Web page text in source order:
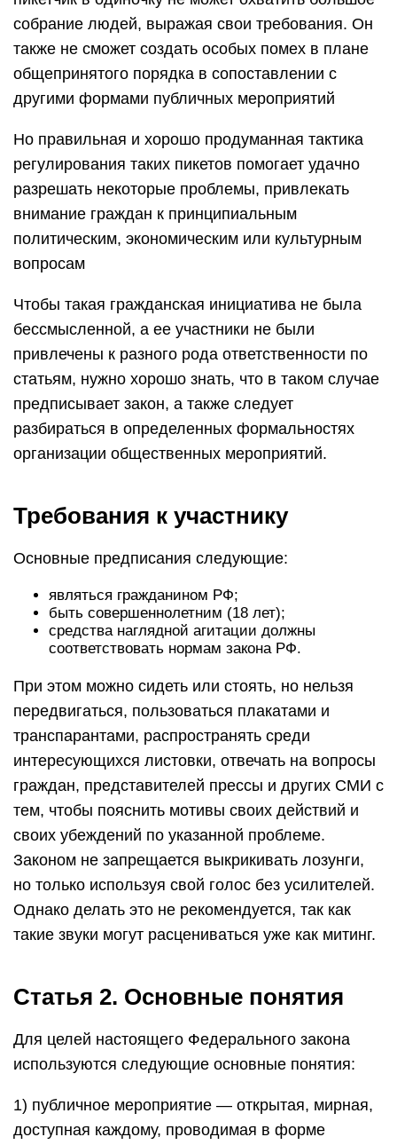
собрание людей, выражая свои требования. Он
также не сможет создать особых помех в плане
общепринятого порядка в сопоставлении с
другими формами публичных мероприятий
Но правильная и хорошо продуманная тактика
регулирования таких пикетов помогает удачно
разрешать некоторые проблемы, привлекать
внимание граждан к принципиальным
политическим, экономическим или культурным
вопросам
Чтобы такая гражданская инициатива не была
бессмысленной, а ее участники не были
привлечены к разного рода ответственности по
статьям, нужно хорошо знать, что в таком случае
предписывает закон, а также следует
разбираться в определенных формальностях
организации общественных мероприятий.
Требования к участнику
Основные предписания следующие:
являться гражданином РФ;
быть совершеннолетним (18 лет);
средства наглядной агитации должны
соответствовать нормам закона РФ.
При этом можно сидеть или стоять, но нельзя
передвигаться, пользоваться плакатами и
транспарантами, распространять среди
интересующихся листовки, отвечать на вопросы
граждан, представителей прессы и других СМИ с
тем, чтобы пояснить мотивы своих действий и
своих убеждений по указанной проблеме.
Законом не запрещается выкрикивать лозунги,
но только используя свой голос без усилителей.
Однако делать это не рекомендуется, так как
такие звуки могут расцениваться уже как митинг.
Статья 2. Основные понятия
Для целей настоящего Федерального закона
используются следующие основные понятия:
1) публичное мероприятие — открытая, мирная,
доступная каждому, проводимая в форме